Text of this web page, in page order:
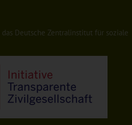
Deutsche Zentralinstitut für soziale